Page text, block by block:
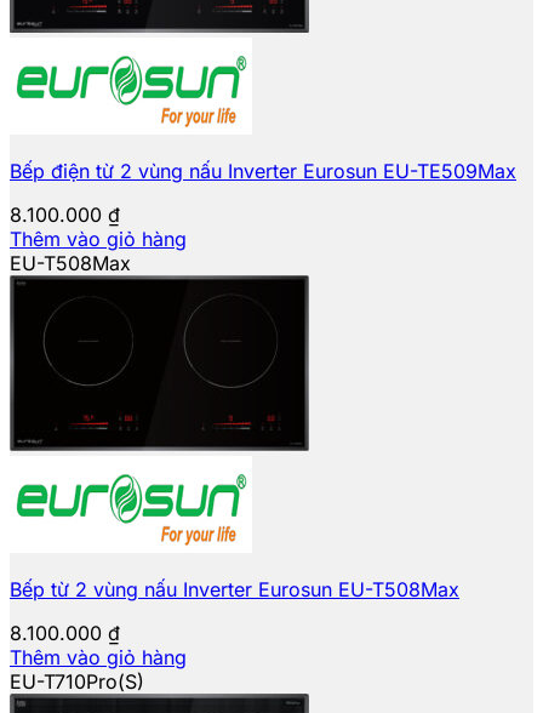
Bếp điện từ 2 vùng nấu Inverter Eurosun EU-TE509Max
8.100.000 ₫
Thêm vào giỏ hàng
EU-T508Max
Bếp từ 2 vùng nấu Inverter Eurosun EU-T508Max
8.100.000 ₫
Thêm vào giỏ hàng
EU-T710Pro(S)